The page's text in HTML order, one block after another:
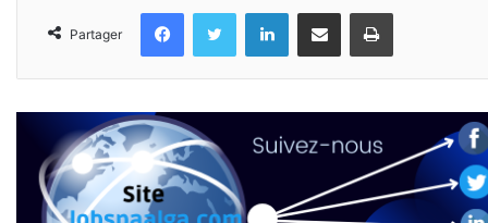
Partager
FacebookTwitter LinkedinPartager par email Imprimer